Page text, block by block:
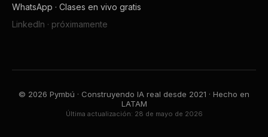
WhatsApp · Clases en vivo gratis
LinkedIn · próximamente
© 2026 Pymbú · Construyendo IA real desde 2021 · Hecho en
LATAM
Última actualización: 28 de mayo de 2026